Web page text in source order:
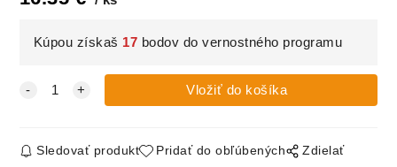
Kúpou získaš 17 bodov do vernostného programu
Sledovať produkt Pridať do obľúbených Zdielať